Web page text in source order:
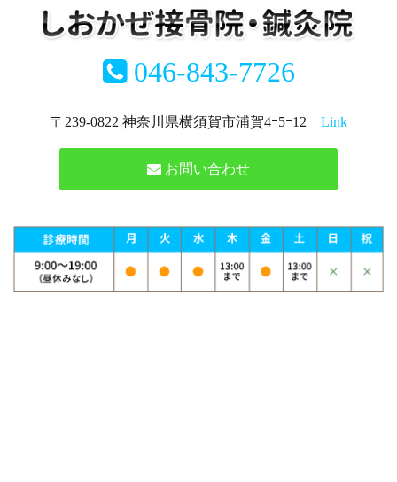
046-843-7726
〒239-0822 神奈川県横須賀市浦賀4ｰ5ｰ12 Link
お問い合わせ